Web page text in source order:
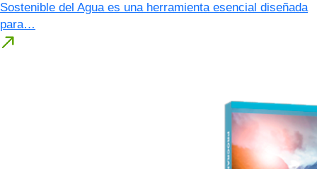
Sostenible del Agua es una herramienta esencial diseñada
para…